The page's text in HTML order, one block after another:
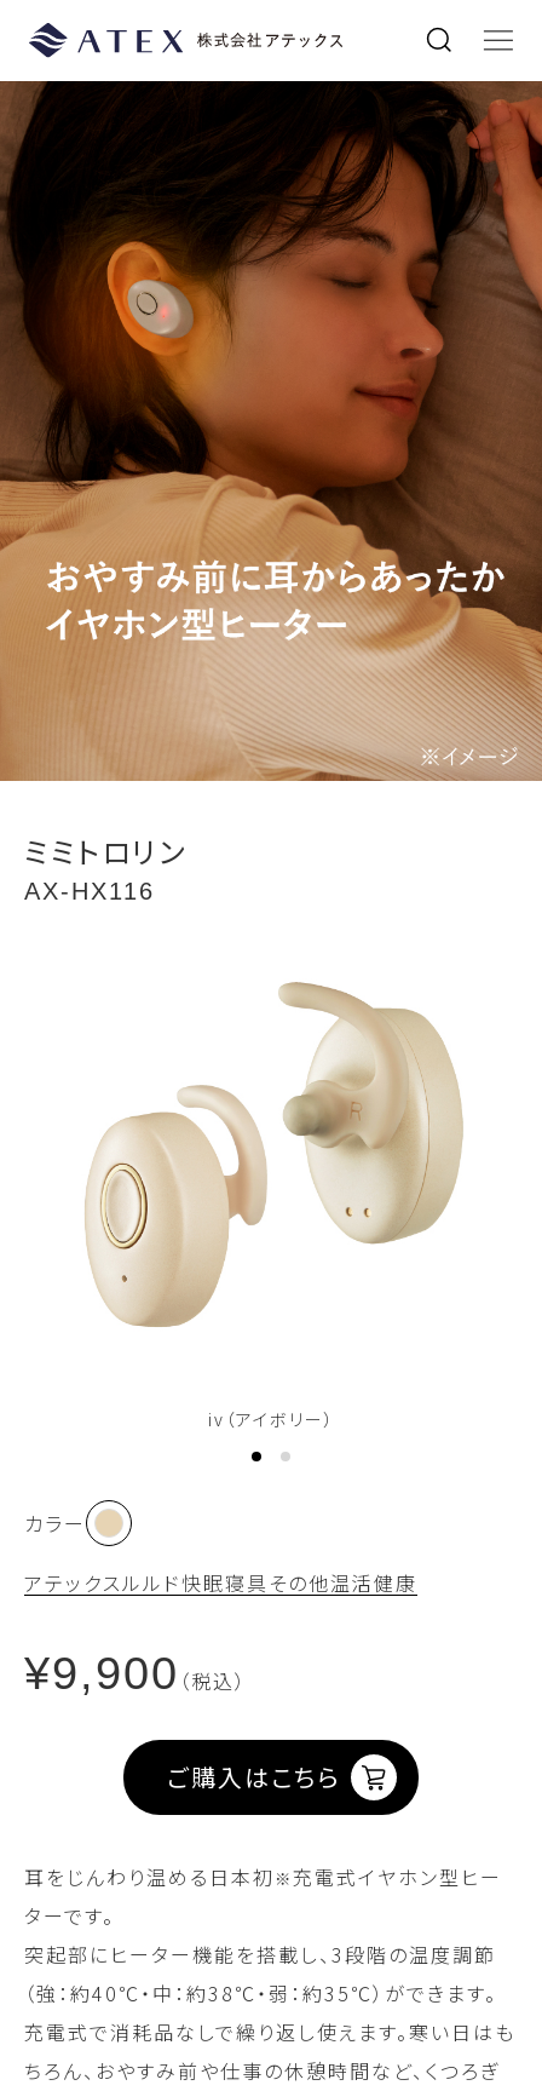
ミミトロリン
AX-HX116
iv（アイボリー）
カラー
アテックスルルド快眠寝具 その他温活健康
¥9,900 （税込）
ご購入はこちら
耳をじんわり温める日本初 ※充電式イヤホン型ヒー
ターです。
突起部にヒーター機能を搭載し、3段階の温度調節
（強：約40℃・中：約38℃・弱：約35℃）ができます。
充電式で消耗品なしで繰り返し使えます。寒い日はも
ちろん、おやすみ前や仕事の休憩時間など、くつろぎ